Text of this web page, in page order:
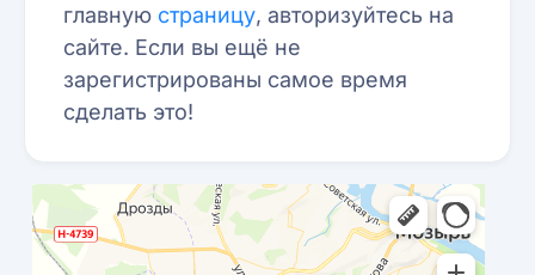
главную страницу, авторизуйтесь на
сайте. Если вы ещё не
зарегистрированы самое время
сделать это!